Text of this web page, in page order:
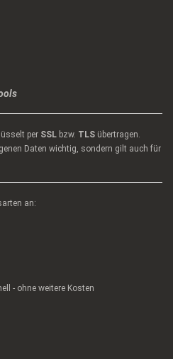
per SSL bzw. TLS übertragen.
Daten wichtig, sondern gilt auch für
an:
- ohne weitere Kosten